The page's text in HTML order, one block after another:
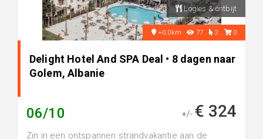
Logies & ontbijt
+0.0km 77 2 0
Delight Hotel And SPA Deal • 8 dagen naar
Golem, Albanie
06/10 +/- € 324
Zin in een ontspannen strandvakantie aan de